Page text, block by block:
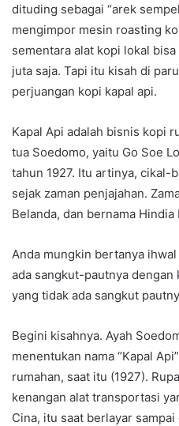
dituding sebagai “arek
mengimpor mesin roasting
sementara alat kopi lokal
juta saja. Tapi itu kisah di
perjuangan kopi kapal api.
Kapal Api adalah bisnis kopi
tua Soedomo, yaitu Go Soe
tahun 1927. Itu artinya, cikal-
sejak zaman penjajahan.
Belanda, dan bernama Hindia
Anda mungkin bertanya ihwal
ada sangkut-pautnya
yang tidak ada sangkut
Begini kisahnya. Ayah
menentukan nama “Kapal
rumahan, saat itu (1927).
kenangan alat transportasi
Cina, itu saat berlayar